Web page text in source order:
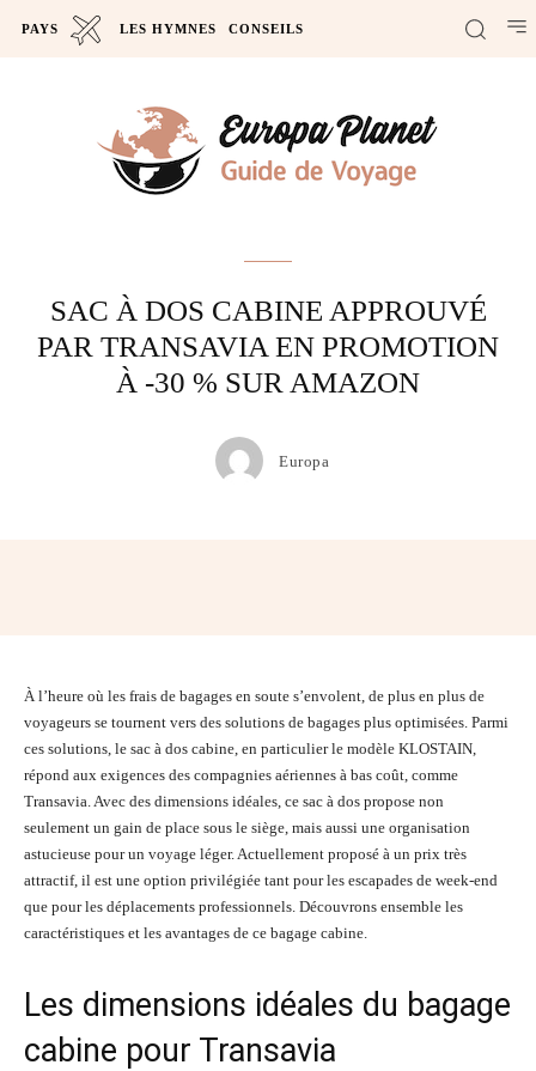
PAYS LES HYMNES CONSEILS
SAC À DOS CABINE APPROUVÉ
PAR TRANSAVIA EN PROMOTION
À -30 % SUR AMAZON
Europa
À l’heure où les frais de bagages en soute s’envolent, de plus en plus de
voyageurs se tournent vers des solutions de bagages plus optimisées. Parmi
ces solutions, le sac à dos cabine, en particulier le modèle KLOSTAIN,
répond aux exigences des compagnies aériennes à bas coût, comme
Transavia. Avec des dimensions idéales, ce sac à dos propose non
seulement un gain de place sous le siège, mais aussi une organisation
astucieuse pour un voyage léger. Actuellement proposé à un prix très
attractif, il est une option privilégiée tant pour les escapades de week-end
que pour les déplacements professionnels. Découvrons ensemble les
caractéristiques et les avantages de ce bagage cabine.
Les dimensions idéales du bagage
cabine pour Transavia